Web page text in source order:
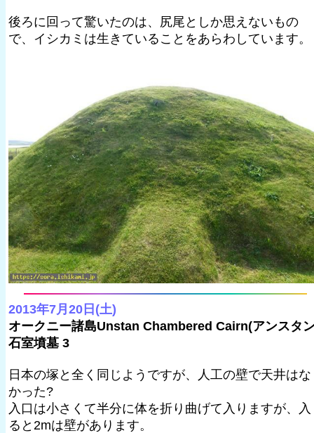
後ろに回って驚いたのは、尻尾としか思えないもの
で、イシカミは生きていることをあらわしています。
2013年7月20日(土)
オークニー諸島Unstan Chambered Cairn(アンスタ
石室墳墓 3
日本の塚と全く同じようですが、人工の壁で天井はな
かった?
入口は小さくて半分に体を折り曲げて入りますが、入
ると2mは壁があります。